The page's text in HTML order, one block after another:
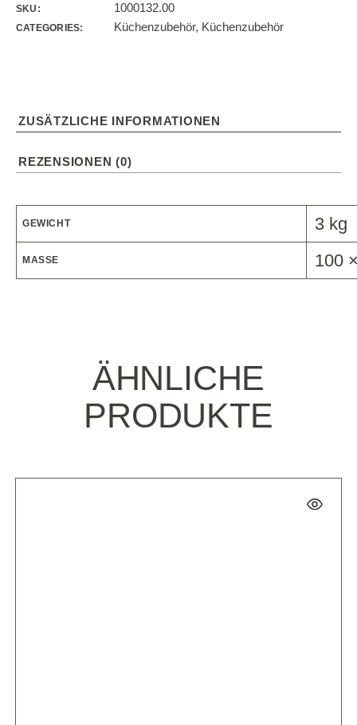
SKU: 1000132.00
CATEGORIES: Küchenzubehör, Küchenzubehör
ZUSÄTZLICHE INFORMATIONEN
REZENSIONEN (0)
GEWICHT 3 kg
MASSE 100
ÄHNLICHE
PRODUKTE